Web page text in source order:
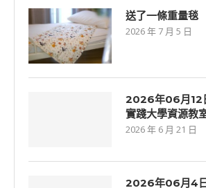
送了一條重量毯
2026 年 7 月 5 日
2026年06⽉12
實踐大學資源教
2026 年 6 月 21 日
2026年06月4